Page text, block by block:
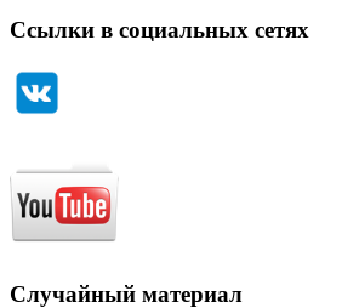
Ссылки в социальных сетях
Случайный материал